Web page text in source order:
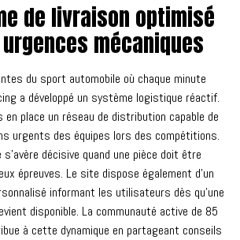
de livraison optimisé
mécaniques
du sport automobile où chaque minute
a développé un système logistique réactif.
en place un réseau de distribution capable de
urgents des équipes lors des compétitions.
décisive quand une pièce doit être
épreuves. Le site dispose également d’un
informant les utilisateurs dès qu’une
disponible. La communauté active de 85
à cette dynamique en partageant conseils